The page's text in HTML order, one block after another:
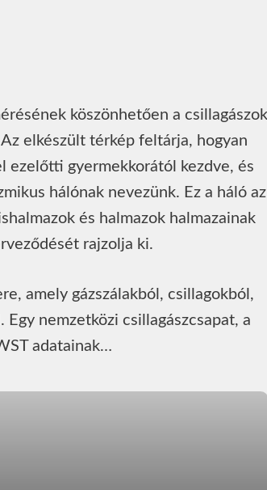
köszönhetően a csillagászok
elkészült térkép feltárja, hogyan
ezelőtti gyermekkorától kezdve, és
hálónak nevezünk. Ez a háló az
és halmazok halmazainak
rajzolja ki.
amely gázszálakból, csillagokból,
nemzetközi csillagászcsapat, a
adatainak…